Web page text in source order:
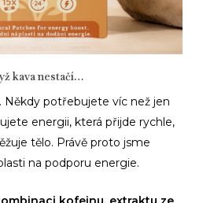
kava nestačí…
Někdy potřebujete víc než jen
energii, která přijde rychle,
tělo. Právě proto jsme
na podporu energie.